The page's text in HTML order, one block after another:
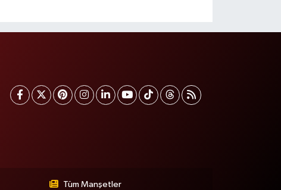
Tüm Manşetler